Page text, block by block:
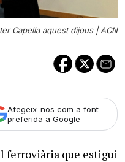
Capella aquest dijous |ACN
Afegeix-nos com a font
preferida a Google
ferroviària que estigui